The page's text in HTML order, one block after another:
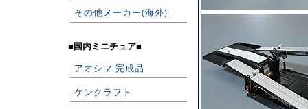
その他メーカー(海外)
■国内ミニチュア■
アオシマ 完成品
ケンクラフト